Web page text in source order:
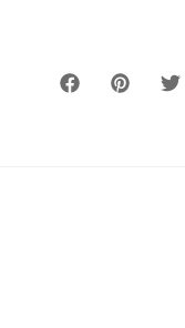
contingut